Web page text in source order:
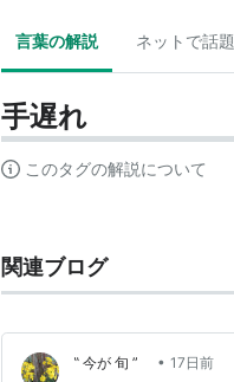
言葉の解説 ネットで話題
手遅れ
このタグの解説について
関連ブログ
‟ 今が 旬 ” • 17日前